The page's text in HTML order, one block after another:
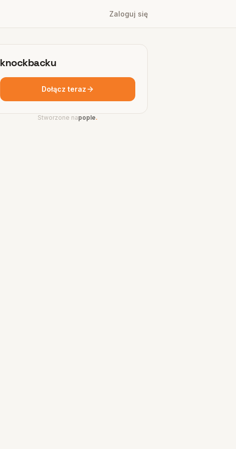
Zaloguj się
knockbacku
Dołącz teraz
Stworzone napople.